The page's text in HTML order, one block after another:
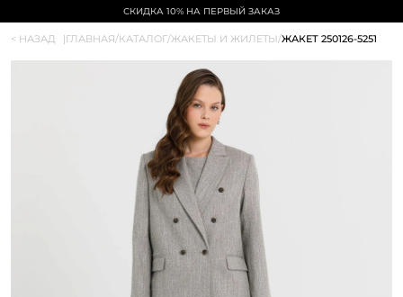
СКИДКА 10% НА ПЕРВЫЙ ЗАКАЗ
< НАЗАД |ГЛАВНАЯ/КАТАЛОГ/ЖАКЕТЫ И ЖИЛЕТЫ/ЖАКЕТ 250126-5251